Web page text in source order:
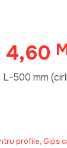
Prețul
inițial
a
4,60
500 mm
profile, Gips